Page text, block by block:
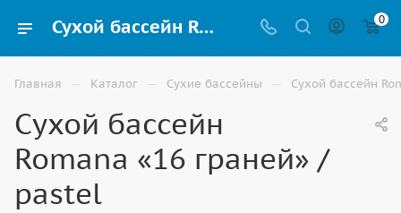
Сухой бассейн Romana «16 граней» / pastel купить в Волгограде 0
Главная — Каталог — Сухие бассейны — Сухой бассейн
Сухой бассейн
Romana «16 граней» /
pastel